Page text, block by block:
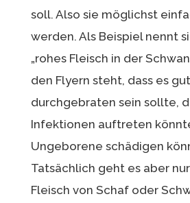
soll. Also sie möglichst
werden. Als Beispiel nennt
„rohes Fleisch in der
den Flyern steht, dass es gut
durchgebraten sein sollte,
Infektionen auftreten
Ungeborene schädigen
Tatsächlich geht es aber
Fleisch von Schaf oder